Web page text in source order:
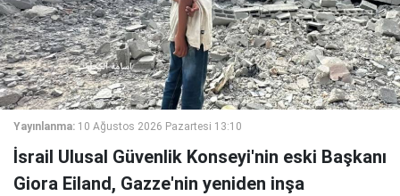
Yayınlanma: 10 Ağustos 2026 Pazartesi 13:10
İsrail Ulusal Güvenlik Konseyi'nin eski Başkanı
Giora Eiland, Gazze'nin yeniden inşa